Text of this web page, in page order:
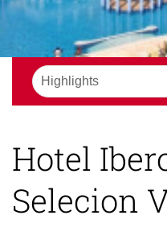
Hotel
Selecion